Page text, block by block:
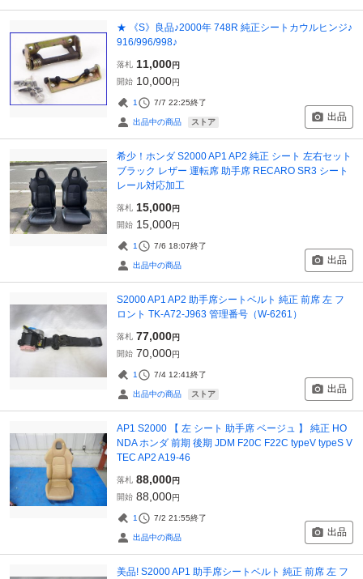
★ 《S》良品♪2000年 748R 純正シートカウルヒンジ♪
916/996/998♪
落札 11,000円
開始 10,000円
1 7/7 22:25終了
出品中の商品 ストア 出品
希少！ホンダ S2000 AP1 AP2 純正 シート 左右セット
ブラック レザー 運転席 助手席 RECARO SR3 シート
レール対応加工
落札 15,000円
開始 15,000円
1 7/6 18:07終了
出品中の商品 出品
S2000 AP1 AP2 助手席シートベルト 純正 前席 左 フ
ロント TK-A72-J963 管理番号（W-6261）
落札 77,000円
開始 70,000円
1 7/4 12:41終了
出品中の商品 ストア 出品
AP1 S2000 【 左 シート 助手席 ベージュ 】 純正 HO
NDA ホンダ 前期 後期 JDM F20C F22C typeV typeS V
TEC AP2 A19-46
落札 88,000円
開始 88,000円
1 7/2 21:55終了
出品中の商品 出品
美品! S2000 AP1 助手席シートベルト 純正 前席 左 フ